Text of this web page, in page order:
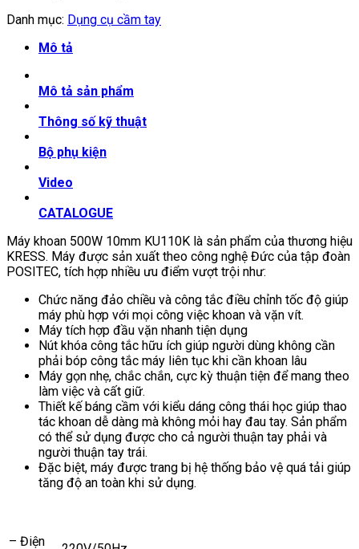
Danh mục: Dụng cụ cầm tay
Mô tả
Mô tả sản phẩm
Thông số kỹ thuật
Bộ phụ kiện
Video
CATALOGUE
Máy khoan 500W 10mm KU110K là sản phẩm của thương hiệu
KRESS. Máy được sản xuất theo công nghệ Đức của tập đoàn
POSITEC, tích hợp nhiều ưu điểm vượt trội như:
Chức năng đảo chiều và công tắc điều chỉnh tốc độ giúp
máy phù hợp với mọi công việc khoan và vặn vít.
Máy tích hợp đầu vặn nhanh tiện dụng
Nút khóa công tắc hữu ích giúp người dùng không cần
phải bóp công tắc máy liên tục khi cần khoan lâu
Máy gọn nhẹ, chắc chắn, cực kỳ thuận tiện để mang theo
làm việc và cất giữ.
Thiết kế báng cầm với kiểu dáng công thái học giúp thao
tác khoan dễ dàng mà không mỏi hay đau tay. Sản phẩm
có thể sử dụng được cho cả người thuận tay phải và
người thuận tay trái.
Đặc biệt, máy được trang bị hệ thống bảo vệ quá tải giúp
tăng độ an toàn khi sử dụng.
– Điện